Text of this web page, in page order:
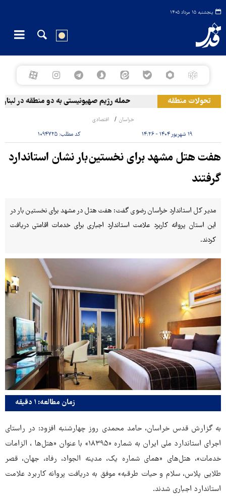
پنجشنبه ۱۵ مرداد ۱۴۰۵
تحولات منطقه حمله رژیم صهیونیستی به دو منطقه در لبنان
خراسان اقتصادی
۱۹ شهریور ۱۴۰۴ - ۱۴:۲۶ کد مطلب:۱۰۹۴۷۲۵
هفت هتل مشهد برای نخستین‌بار نشان استاندارد
گرفتند
مدیر کل استاندارد خراسان رضوی گفت: هفت هتل در مشهد برای نخستین بار در
این استان پروانه کاربرد علامت استاندارد اجباری برای خدمات اقامتی دریافت
کردند.
زمان مطالعه: ۱ دقیقه
به گزارش قدس خراسان، حامد محمدی روز چهارشنبه افزود: در راستای
اجرای استاندارد ملی ایران به شماره «۱۸۳۹۵» با عنوان «هتل‌ها ، الزامات
خدمات»، هتل‌های «همای شماره یک، مدینه الجواد، رفاه، جهان، قصر
طلایی پلاس، سلام و حیات طرقبه» موفق به دریافت پروانه کاربرد علامت
استاندارد اجباری شدند.